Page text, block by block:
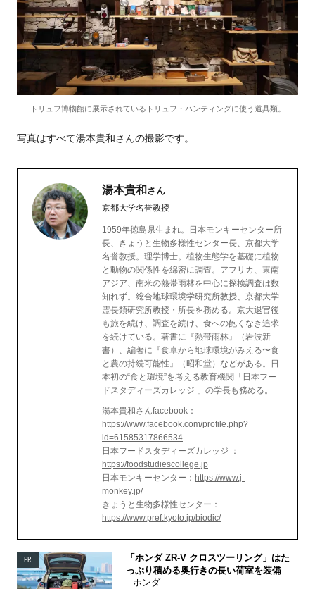
トリュフ博物館に展示されているトリュフ・ハンティングに使う道具類。
写真はすべて湯本貴和さんの撮影です。
湯本貴和 さん
京都大学名誉教授
1959年徳島県生まれ。日本モンキーセンター所
長、きょうと生物多様性センター長、京都大学
名誉教授。理学博士。植物生態学を基礎に植物
と動物の関係性を綿密に調査。アフリカ、東南
アジア、南米の熱帯雨林を中心に探検調査は数
知れず。総合地球環境学研究所教授、京都大学
霊長類研究所教授・所長を務める。京大退官後
も旅を続け、調査を続け、食への飽くなき追求
を続けている。著書に『熱帯雨林』（岩波新
書）、編著に『食卓から地球環境がみえる〜食
と農の持続可能性』（昭和堂）などがある。日
本初の“食と環境”を考える教育機関「日本フー
ドスタディーズカレッジ 」の学長も務める。
湯本貴和さんfacebook：
https://www.facebook.com/profile.php?
id=61585317866534
日本フードスタディーズカレッジ ：
https://foodstudiescollege.jp
日本モンキーセンター： https://www.j-
monkey.jp/
きょうと生物多様性センター：
https://www.pref.kyoto.jp/biodic/
PR
「ホンダ ZR-V クロスツーリング」はた
っぷり積める奥行きの長い荷室を装備
ホンダ